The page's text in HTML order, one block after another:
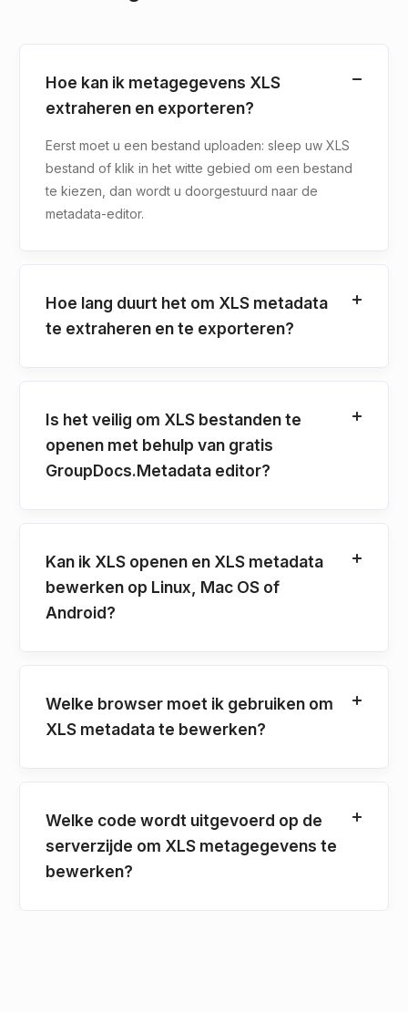
Hoe kan ik metagegevens XLS
extraheren en exporteren?
Eerst moet u een bestand uploaden: sleep uw XLS
bestand of klik in het witte gebied om een bestand
te kiezen, dan wordt u doorgestuurd naar de
metadata-editor.
Hoe lang duurt het om XLS metadata
te extraheren en te exporteren?
Is het veilig om XLS bestanden te
openen met behulp van gratis
GroupDocs.Metadata editor?
Kan ik XLS openen en XLS metadata
bewerken op Linux, Mac OS of
Android?
Welke browser moet ik gebruiken om
XLS metadata te bewerken?
Welke code wordt uitgevoerd op de
serverzijde om XLS metagegevens te
bewerken?